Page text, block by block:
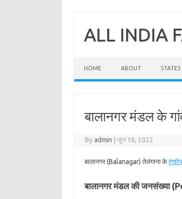
contentALL INDIA
HOME ABOUT STATES
बालानगर मंडल के
Byadmin जून 18, 2022
बालानगर (Balanagar) तेलंगाना के
बालानगर मंडल की जनसंख्या